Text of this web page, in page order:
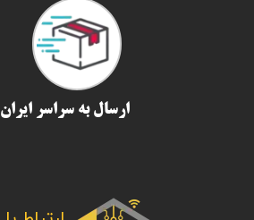
ارسال به سراسر ایران​​​​​​​